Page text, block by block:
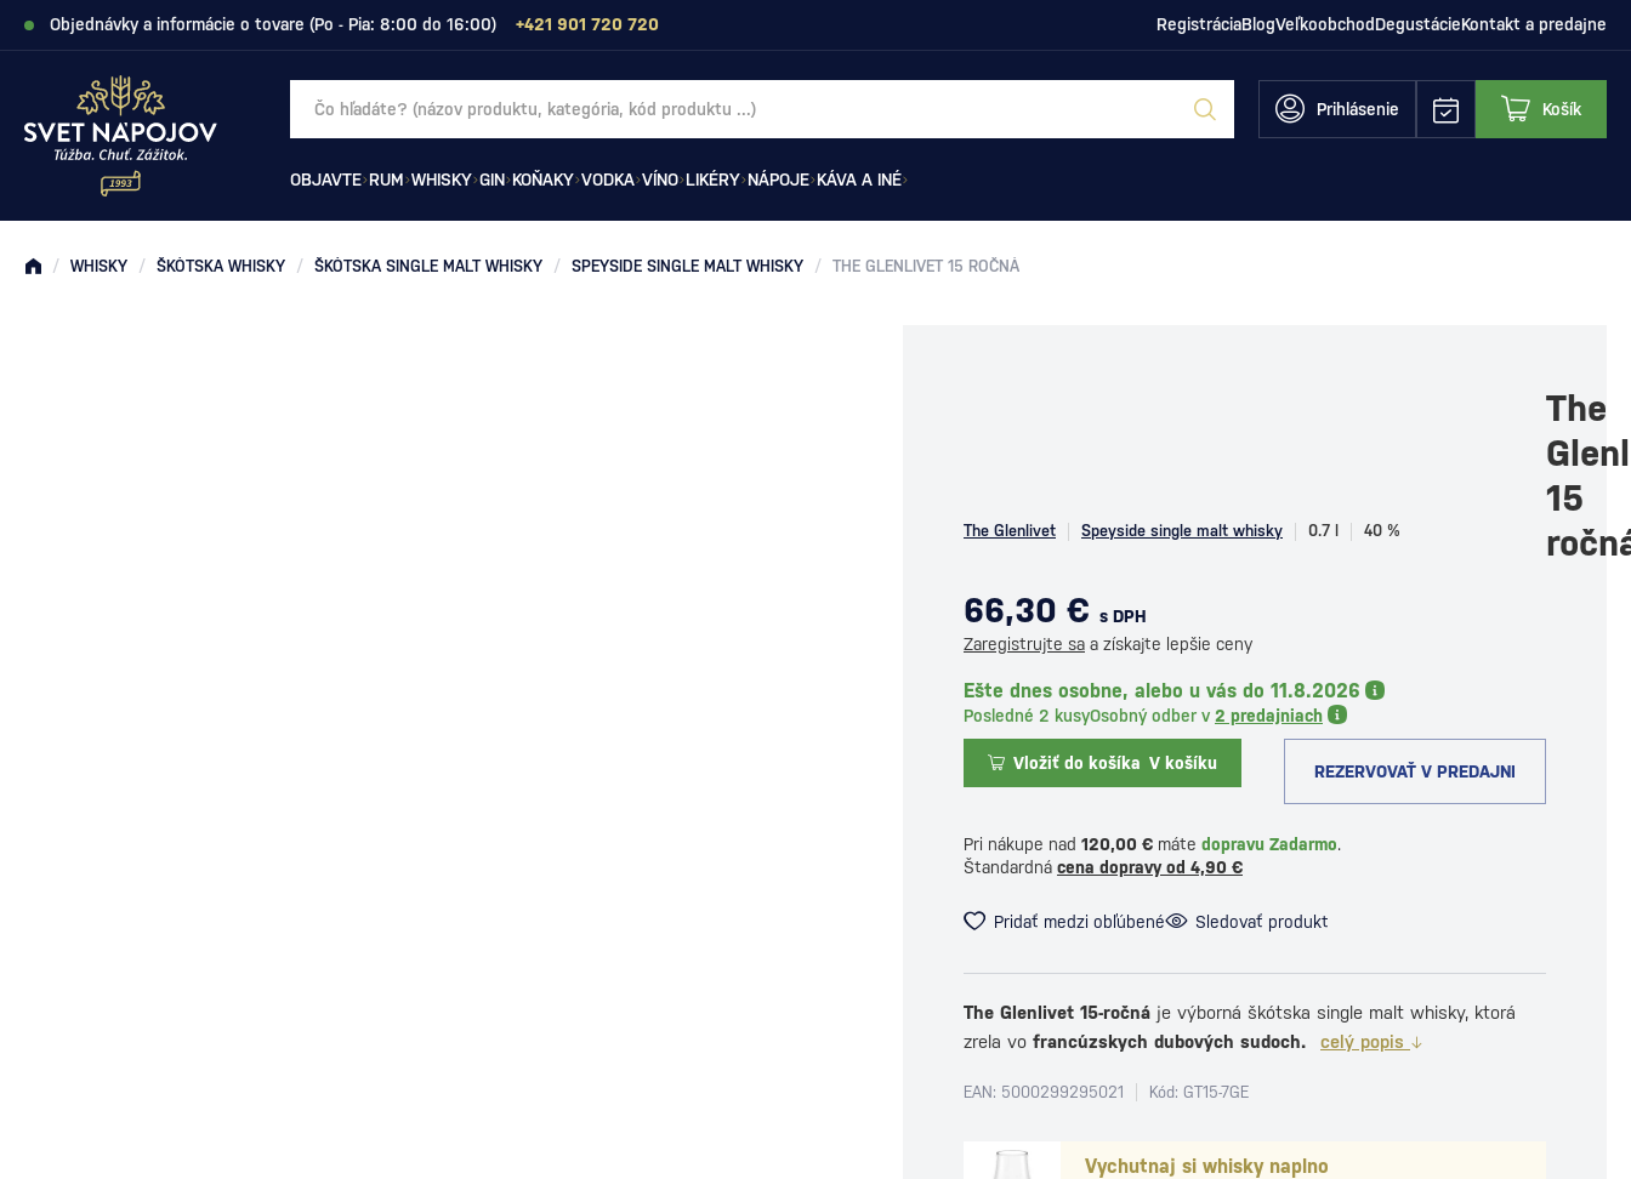
Objednávky a informácie o tovare (Po - Pia: 8:00 do 16:00) +421 901 720 720 RegistráciaBlogVeľkoobchodDegustácieKontakt a predajne
Prihlásenie Košík
OBJAVTE RUM WHISKY GIN KOŇAKY VODKA VÍNO LIKÉRY NÁPOJE KÁVA A INÉ
/ WHISKY / ŠKÓTSKA WHISKY / ŠKÓTSKA SINGLE MALT WHISKY / SPEYSIDE SINGLE MALT WHISKY / THE GLENLIVET 15 ROČNÁ
The Glenlivet Speyside single malt whisky 0.7 l 40 %
The
15
66,30 € s DPH
Zaregistrujte sa a získajte lepšie ceny
Ešte dnes osobne, alebo u vás do 11.8.2026
Posledné 2 kusyOsobný odber v 2 predajniach
Vložiť do košíka V košíku REZERVOVAŤ V PREDAJNI
Pri nákupe nad 120,00 € máte dopravu Zadarmo.
Štandardná cena dopravy od 4,90 €
Pridať medzi obľúbené Sledovať produkt
Vychutnaj si whisky naplno
The Glenlivet 15-ročná je výborná škótska single malt whisky, ktorá
zrela vo francúzskych dubových sudoch. celý popis
EAN: 5000299295021 Kód: GT15-7GE